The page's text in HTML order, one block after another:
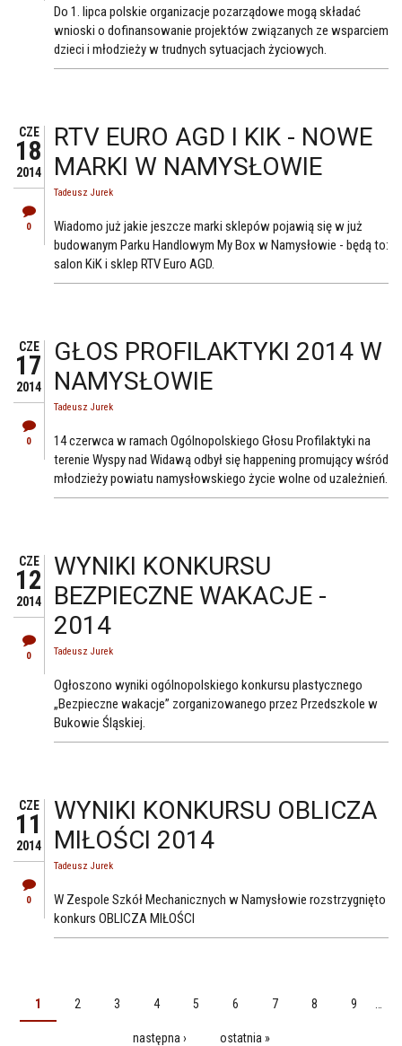
Do 1. lipca polskie organizacje pozarządowe mogą składać
wnioski o dofinansowanie projektów związanych ze wsparciem
dzieci i młodzieży w trudnych sytuacjach życiowych.
CZE
18
2014
0
RTV EURO AGD I KIK - NOWE
MARKI W NAMYSŁOWIE
Tadeusz Jurek
Wiadomo już jakie jeszcze marki sklepów pojawią się w już
budowanym Parku Handlowym My Box w Namysłowie - będą to:
salon KiK i sklep RTV Euro AGD.
CZE
17
2014
0
GŁOS PROFILAKTYKI 2014 W
NAMYSŁOWIE
Tadeusz Jurek
14 czerwca w ramach Ogólnopolskiego Głosu Profilaktyki na
terenie Wyspy nad Widawą odbył się happening promujący wśród
młodzieży powiatu namysłowskiego życie wolne od uzależnień.
CZE
12
2014
0
WYNIKI KONKURSU
BEZPIECZNE WAKACJE -
2014
Tadeusz Jurek
Ogłoszono wyniki ogólnopolskiego konkursu plastycznego
„Bezpieczne wakacje” zorganizowanego przez Przedszkole w
Bukowie Śląskiej.
CZE
11
2014
0
WYNIKI KONKURSU OBLICZA
MIŁOŚCI 2014
Tadeusz Jurek
W Zespole Szkół Mechanicznych w Namysłowie rozstrzygnięto
konkurs OBLICZA MIŁOŚCI
STRONY
1 2 3 4 5 6 7 8 9
następna › ostatnia »